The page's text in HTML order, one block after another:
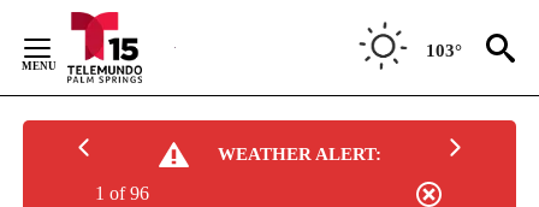
Content
103°
WEATHER ALERT:
1 of 96